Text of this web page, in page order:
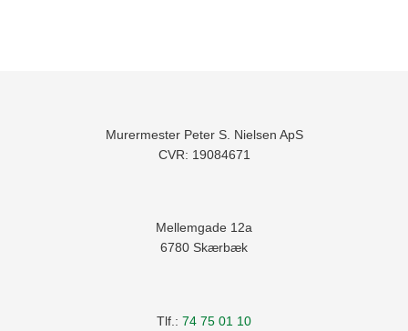
Murermester Peter S. Nielsen ApS
​CVR: 19084671
Mellemgade 12a
​6780 Skærbæk
Tlf.: 74 75 01 10